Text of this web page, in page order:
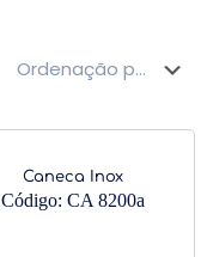
Caneca Inox
Código: CA 8200a